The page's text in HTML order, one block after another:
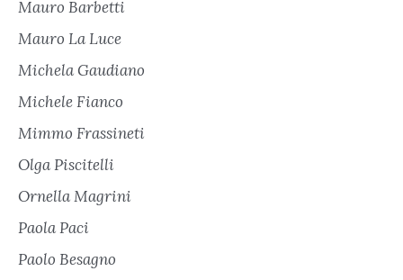
Mauro Barbetti
Mauro La Luce
Michela Gaudiano
Michele Fianco
Mimmo Frassineti
Olga Piscitelli
Ornella Magrini
Paola Paci
Paolo Besagno